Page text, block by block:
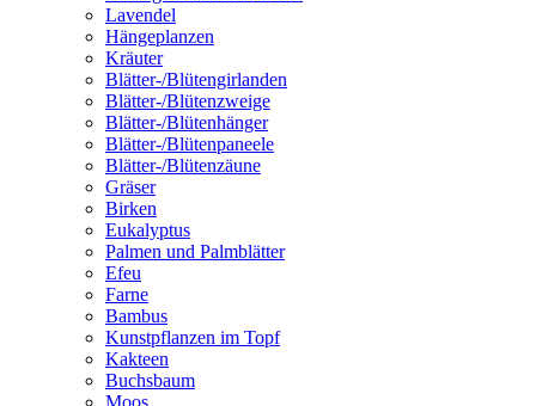
Lavendel
Hängeplanzen
Kräuter
Blätter-/Blütengirlanden
Blätter-/Blütenzweige
Blätter-/Blütenhänger
Blätter-/Blütenpaneele
Blätter-/Blütenzäune
Gräser
Birken
Eukalyptus
Palmen und Palmblätter
Efeu
Farne
Bambus
Kunstpflanzen im Topf
Kakteen
Buchsbaum
Moos